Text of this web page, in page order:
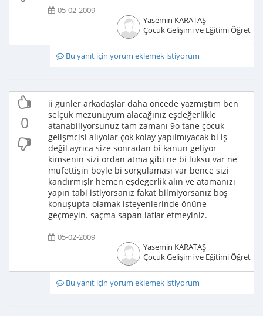
05-02-2009
Yasemin KARATAŞ
Çocuk Gelişimi ve Eğitimi
Bu yanıt için yorum eklemek istiyorum
0
ii günler arkadaşlar daha öncede yazmıştım ben
selçuk mezunuyum alacağınız eşdeğerlikle
atanabiliyorsunuz tam zamanı 9o tane çocuk
gelişmcisi alıyolar çok kolay yapılmıyacak bi iş
değil ayrıca size sonradan bi kanun geliyor
kimsenin sizi ordan atma gibi ne bi lüksü var ne
müfettişin böyle bi sorgulaması var bence sizi
kandırmışlr hemen eşdegerlik alın ve atamanızı
yapın tabi istiyorsanız fakat bilmiyorsanız boş
konuşupta olamak isteyenlerinde önüne
geçmeyin. saçma sapan laflar etmeyiniz.
05-02-2009
Yasemin KARATAŞ
Çocuk Gelişimi ve Eğitimi
Bu yanıt için yorum eklemek istiyorum